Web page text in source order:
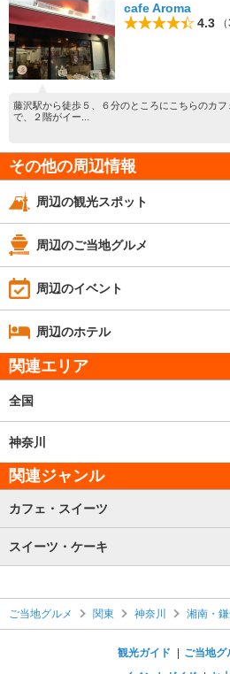
cafe Aroma
4.3
藤沢駅から徒歩５、６分のところにこちらのカ
で、２階がイー...
その他の周辺情報
周辺の観光スポット
周辺のご当地グルメ
周辺のイベント
周辺のホテル
関連エリア
全国
神奈川
関連ジャンル
カフェ・スイーツ
スイーツ・ケーキ
ご当地グルメ 関東 神奈川 湘南・
観光ガイド
ご当地グ